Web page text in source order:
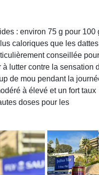
: environ 75 g pour 100
caloriques que les dattes
conseillée pour
lutter contre la sensation
de mou pendant la
à élevé et un fort taux
doses pour les